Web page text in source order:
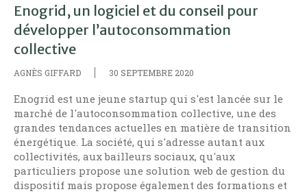
Enogrid, un logiciel et du conseil pour
développer l’autoconsommation
collective
AGNÈS GIFFARD 30 SEPTEMBRE 2020
Enogrid est une jeune startup qui s'est lancée sur le
marché de l'autoconsommation collective, une des
grandes tendances actuelles en matière de transition
énergétique. La société, qui s'adresse autant aux
collectivités, aux bailleurs sociaux, qu'aux
particuliers propose une solution web de gestion du
dispositif mais propose également des formations et